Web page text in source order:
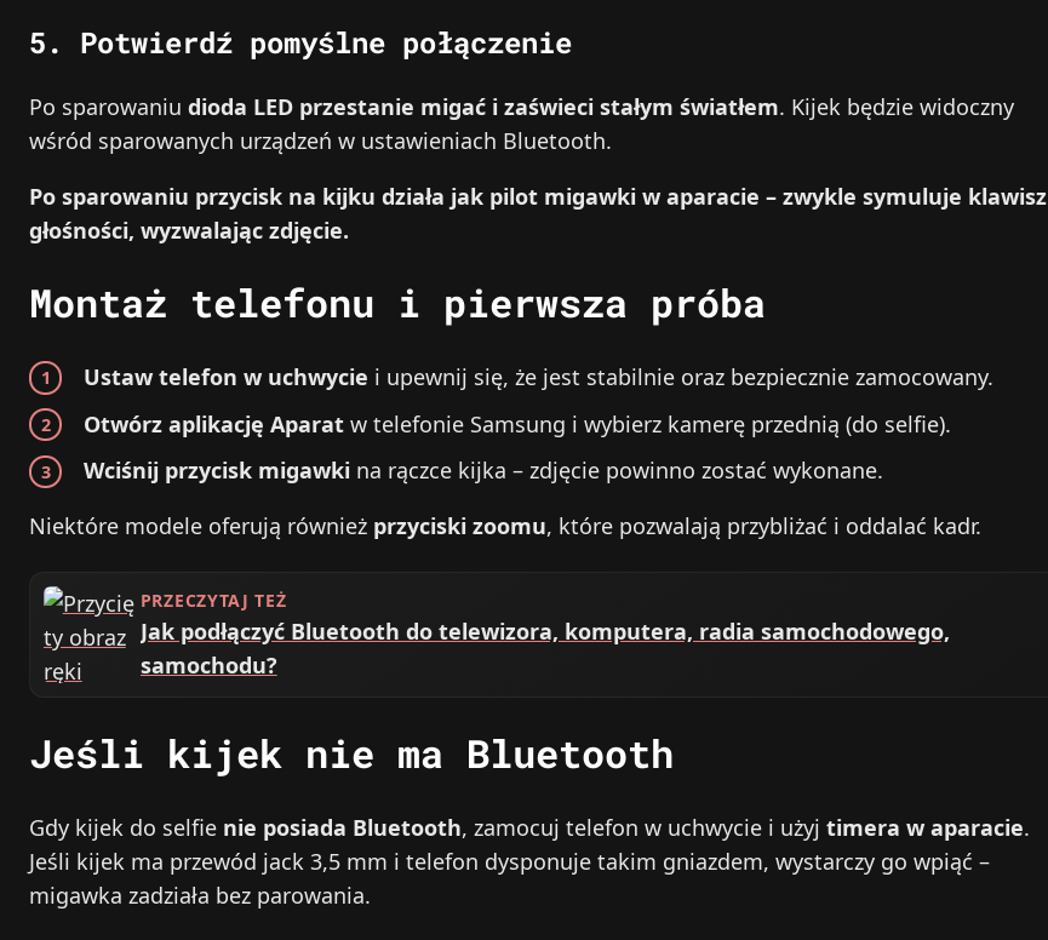
5. Potwierdź pomyślne połączenie
Po sparowaniu dioda LED przestanie migać i zaświeci stałym światłem. Kijek będzie widoczny
wśród sparowanych urządzeń w ustawieniach Bluetooth.
Po sparowaniu przycisk na kijku działa jak pilot migawki w aparacie – zwykle symuluje klawisz
głośności, wyzwalając zdjęcie.
Montaż telefonu i pierwsza próba
Ustaw telefon w uchwycie i upewnij się, że jest stabilnie oraz bezpiecznie zamocowany.
Otwórz aplikację Aparat w telefonie Samsung i wybierz kamerę przednią (do selfie).
Wciśnij przycisk migawki na rączce kijka – zdjęcie powinno zostać wykonane.
Niektóre modele oferują również przyciski zoomu, które pozwalają przybliżać i oddalać kadr.
PRZECZYTAJ TEŻ
Jak podłączyć Bluetooth do telewizora, komputera, radia samochodowego,
samochodu?
Jeśli kijek nie ma Bluetooth
Gdy kijek do selfie nie posiada Bluetooth, zamocuj telefon w uchwycie i użyj timera w aparacie.
Jeśli kijek ma przewód jack 3,5 mm i telefon dysponuje takim gniazdem, wystarczy go wpiąć –
migawka zadziała bez parowania.